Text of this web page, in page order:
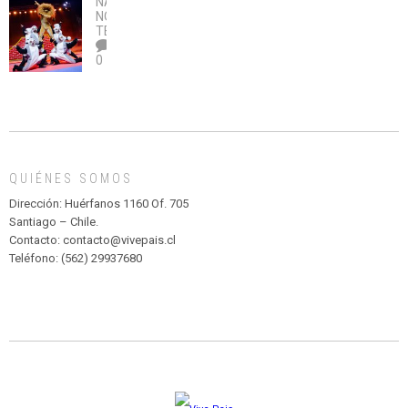
no
legalice
el
abuso”
OBRA
DE
TEATRO
Y
MADAGASCAR
PARQUE
HURATDO
NOTICIAS
TEATRO
0
QUIÉNES SOMOS
Dirección: Huérfanos 1160 Of. 705
Santiago – Chile.
Contacto: contacto@vivepais.cl
Teléfono: (562) 29937680